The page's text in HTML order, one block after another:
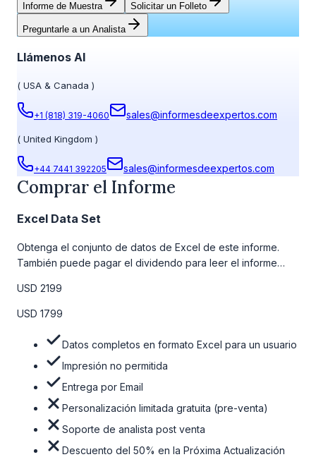
Informe de Muestra Solicitar un Folleto
Preguntarle a un Analista
Llámenos Al
( USA & Canada )
+1 (818) 319-4060 sales@informesdeexpertos.com
( United Kingdom )
+44 7441 392205 sales@informesdeexpertos.com
Comprar el Informe
Excel Data Set
Obtenga el conjunto de datos de Excel de este informe.
También puede pagar el dividendo para leer el informe
la tabla de precios a continuación.
USD 2199
USD 1799
Datos completos en formato Excel para un usuario
Impresión no permitida
Entrega por Email
Personalización limitada gratuita (pre-venta)
Soporte de analista post venta
Descuento del 50% en la Próxima Actualización